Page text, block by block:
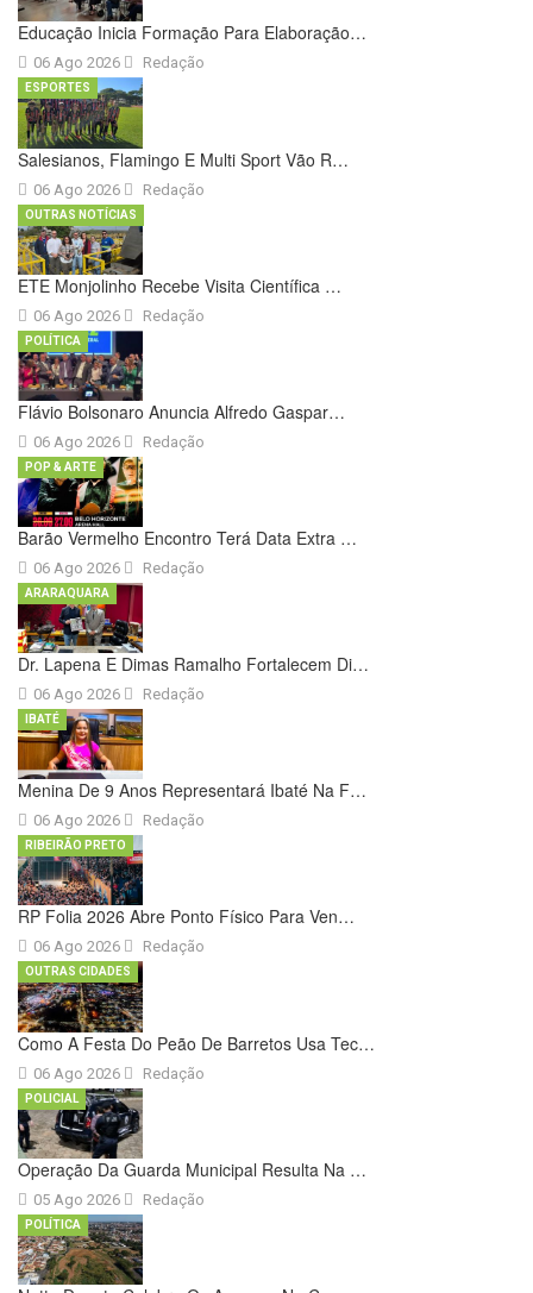
Educação Inicia Formação Para Elaboração…
06 Ago 2026 Redação
Salesianos, Flamingo E Multi Sport Vão R…
06 Ago 2026
ESPORTES
Redação
ETE Monjolinho Recebe Visita Científica …
06 Ago 2026
OUTRAS NOTÍCIAS
Redação
Flávio Bolsonaro Anuncia Alfredo Gaspar…
06 Ago 2026
POLÍTICA
Redação
Barão Vermelho Encontro Terá Data Extra …
06 Ago 2026
POP & ARTE
Redação
Dr. Lapena E Dimas Ramalho Fortalecem Di…
06 Ago 2026
ARARAQUARA
Redação
Menina De 9 Anos Representará Ibaté Na F…
06 Ago 2026
IBATÉ
Redação
RP Folia 2026 Abre Ponto Físico Para Ven…
06 Ago 2026
RIBEIRÃO PRETO
Redação
Como A Festa Do Peão De Barretos Usa Tec…
06 Ago 2026
OUTRAS CIDADES
Redação
Operação Da Guarda Municipal Resulta Na …
05 Ago 2026
POLICIAL
Redação
POLÍTICA